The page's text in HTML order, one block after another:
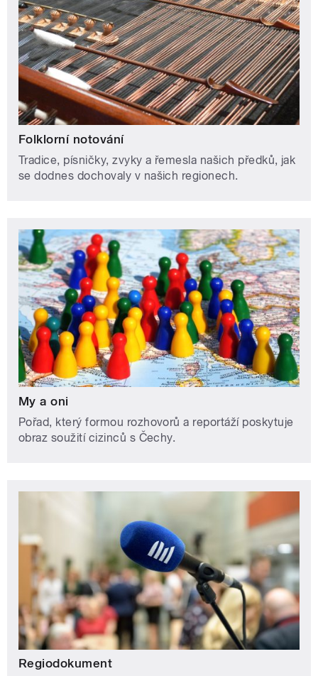
Folklorní notování
Tradice, písničky, zvyky a řemesla našich předků, jak
se dodnes dochovaly v našich regionech.
My a oni
Pořad, který formou rozhovorů a reportáží poskytuje
obraz soužití cizinců s Čechy.
Regiodokument